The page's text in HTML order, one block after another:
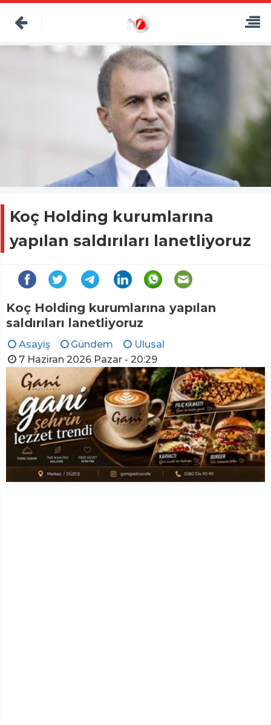
Koç Holding kurumlarına
yapılan saldırıları lanetliyoruz
Koç Holding kurumlarına yapılan
saldırıları lanetliyoruz
Asayiş Gündem
Ulusal
7 Haziran 2026 Pazar - 20:29